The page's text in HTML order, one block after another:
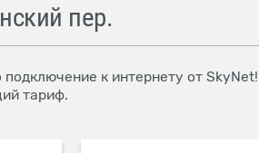
пер.
к интернету от
тариф.